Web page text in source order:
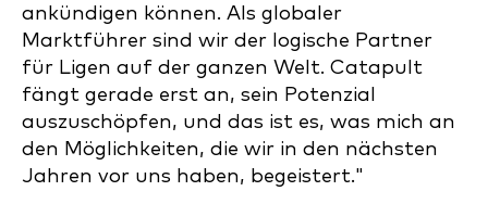
ankündigen können. Als globaler
Marktführer sind wir der logische Partner
für Ligen auf der ganzen Welt. Catapult
fängt gerade erst an, sein Potenzial
auszuschöpfen, und das ist es, was mich an
den Möglichkeiten, die wir in den nächsten
Jahren vor uns haben, begeistert."